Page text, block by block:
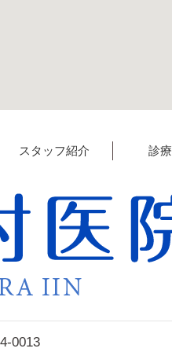
スタッフ紹介 診
0013